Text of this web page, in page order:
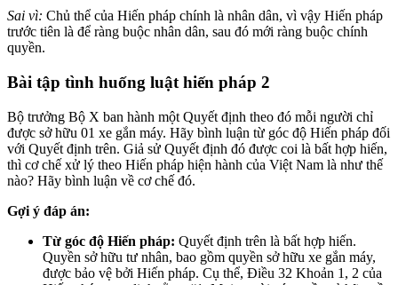
Sai vì: Chủ thể của Hiến pháp chính là nhân dân, vì vậy Hiến pháp
trước tiên là để ràng buộc nhân dân, sau đó mới ràng buộc chính
quyền.
Bài tập tình huống luật hiến pháp 2
Bộ trưởng Bộ X ban hành một Quyết định theo đó mỗi người chỉ
được sở hữu 01 xe gắn máy. Hãy bình luận từ góc độ Hiến pháp đối
với Quyết định trên. Giả sử Quyết định đó được coi là bất hợp hiến,
thì cơ chế xử lý theo Hiến pháp hiện hành của Việt Nam là như thế
nào? Hãy bình luận về cơ chế đó.
Gợi ý đáp án:
Từ góc độ Hiến pháp: Quyết định trên là bất hợp hiến.
Quyền sở hữu tư nhân, bao gồm quyền sở hữu xe gắn máy,
được bảo vệ bởi Hiến pháp. Cụ thể, Điều 32 Khoản 1, 2 của